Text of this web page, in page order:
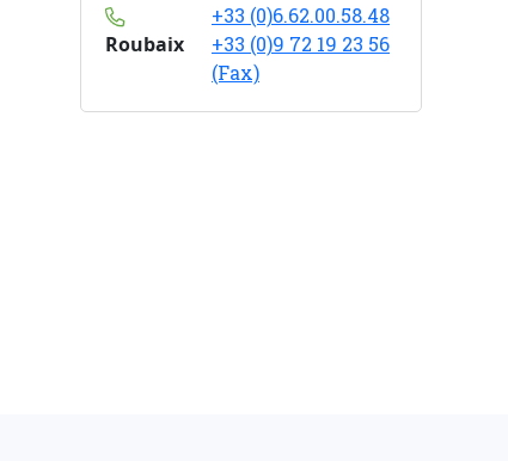
Roubaix
+33 (0)6.62.00.58.48
+33 (0)9 72 19 23 56
(Fax)